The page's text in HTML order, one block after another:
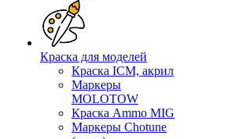
Краска для моделей
Краска ICM, акрил
Маркеры
MOLOTOW
Краска Ammo MIG
Маркеры Chotune